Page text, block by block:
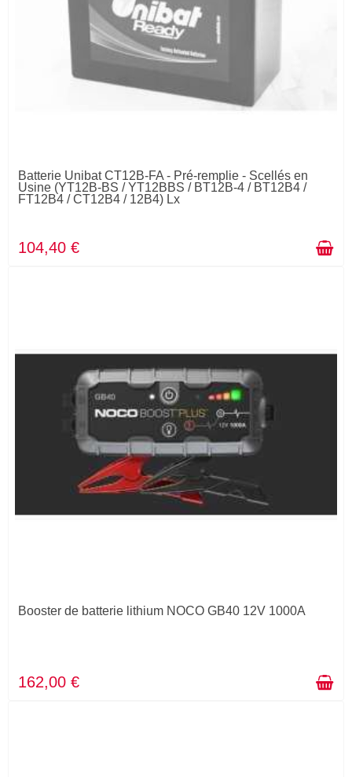
Batterie Unibat CT12B-FA - Pré-remplie - Scellés en
Usine (YT12B-BS / YT12BBS / BT12B-4 / BT12B4 /
FT12B4 / CT12B4 / 12B4) Lx
104,40 €
Booster de batterie lithium NOCO GB40 12V 1000A
162,00 €